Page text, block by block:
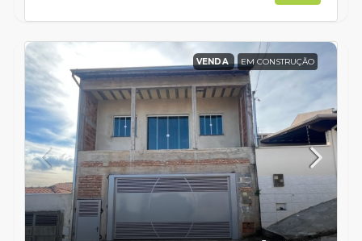
VENDA EM CONSTRUÇÃO